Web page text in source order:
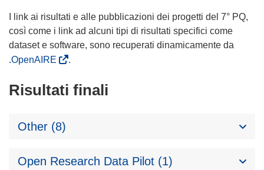
I link ai risultati e alle pubblicazioni dei progetti del 7° PQ,
così come i link ad alcuni tipi di risultati specifici come
dataset e software, sono recuperati dinamicamente da
.OpenAIRE
.
Risultati finali
Other (8)
Open Research Data Pilot (1)